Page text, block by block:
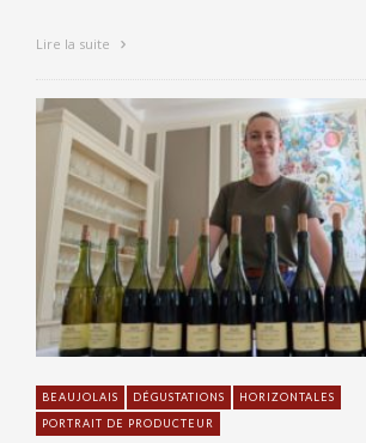
Lire la suite
BEAUJOLAIS DÉGUSTATIONS
HORIZONTALES
PORTRAIT DE PRODUCTEUR